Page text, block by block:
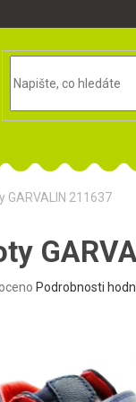
GARVALIN 211637
Podrobnosti